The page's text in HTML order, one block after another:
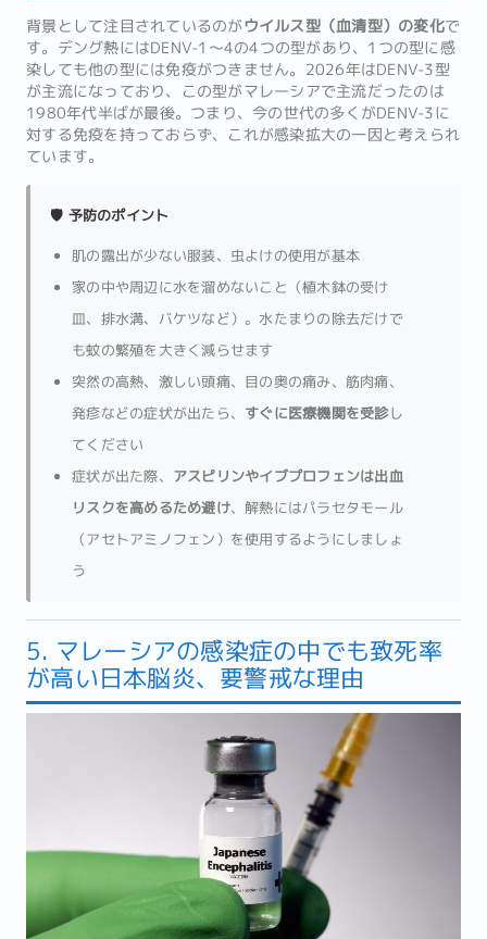
背景として注目されているのがウイルス型（血清型）の変化で
す。デング熱にはDENV-1〜4の4つの型があり、1つの型に感
染しても他の型には免疫がつきません。2026年はDENV-3型
が主流になっており、この型がマレーシアで主流だったのは
1980年代半ばが最後。つまり、今の世代の多くがDENV-3に
対する免疫を持っておらず、これが感染拡大の一因と考えられ
ています。
🛡️ 予防のポイント
肌の露出が少ない服装、虫よけの使用が基本
家の中や周辺に水を溜めないこと（植木鉢の受け
皿、排水溝、バケツなど）。水たまりの除去だけで
も蚊の繁殖を大きく減らせます
突然の高熱、激しい頭痛、目の奥の痛み、筋肉痛、
発疹などの症状が出たら、 すぐに医療機関を受診し
てください
症状が出た際、 アスピリンやイブプロフェンは出血
リスクを高めるため避け、解熱にはパラセタモール
（アセトアミノフェン）を使用するようにしましょ
う
5. マレーシアの感染症の中でも致死率
が高い日本脳炎、要警戒な理由